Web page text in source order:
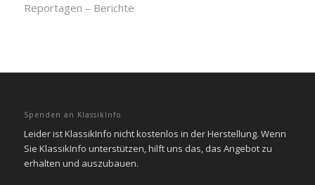
Reportagen – Berichte
Spenden an KlassikInfo
Leider ist KlassikInfo nicht kostenlos in der Herstellung. Wenn
Sie KlassikInfo unterstützen, hilft uns das, das Angebot zu
erhalten und auszubauen.